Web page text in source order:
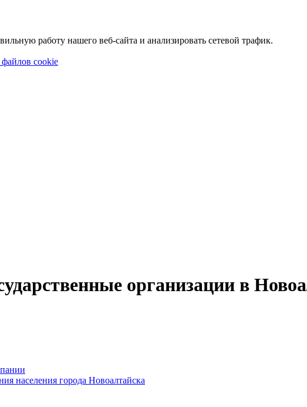
работу нашего веб-сайта и анализировать сетевой трафик.
cookie
организации в
населения города Новоалтайска